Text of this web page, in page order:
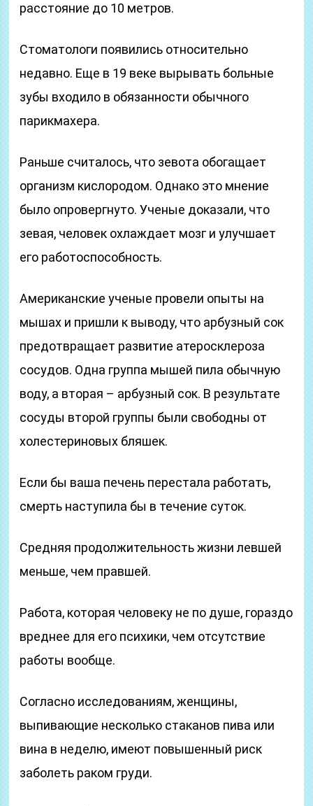
расстояние до 10 метров.
Стоматологи появились относительно
недавно. Еще в 19 веке вырывать больные
зубы входило в обязанности обычного
парикмахера.
Раньше считалось, что зевота обогащает
организм кислородом. Однако это мнение
было опровергнуто. Ученые доказали, что
зевая, человек охлаждает мозг и улучшает
его работоспособность.
Американские ученые провели опыты на
мышах и пришли к выводу, что арбузный сок
предотвращает развитие атеросклероза
сосудов. Одна группа мышей пила обычную
воду, а вторая – арбузный сок. В результате
сосуды второй группы были свободны от
холестериновых бляшек.
Если бы ваша печень перестала работать,
смерть наступила бы в течение суток.
Средняя продолжительность жизни левшей
меньше, чем правшей.
Работа, которая человеку не по душе, гораздо
вреднее для его психики, чем отсутствие
работы вообще.
Согласно исследованиям, женщины,
выпивающие несколько стаканов пива или
вина в неделю, имеют повышенный риск
заболеть раком груди.